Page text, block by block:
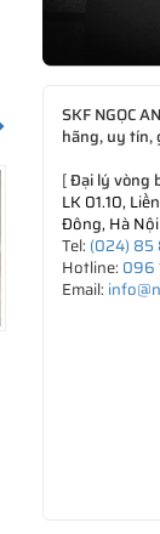
SKF NGỌC
hãng, uy tín,
[Đại lý vòng
LK 01.10,
Đông, Hà Nội
Tel: (024)
Hotline: 096
Email: